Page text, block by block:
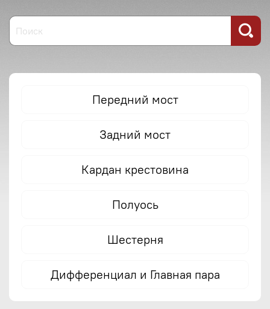
Передний мост
Задний мост
Кардан крестовина
Полуось
Шестерня
Дифференциал и Главная пара